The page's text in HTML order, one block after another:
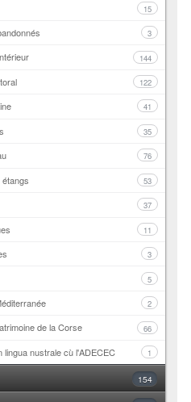
15
3
144
122
41
35
76
53
37
11
3
5
2
de la Corse 66
lingua nustrale cù l'ADECEC 1
154